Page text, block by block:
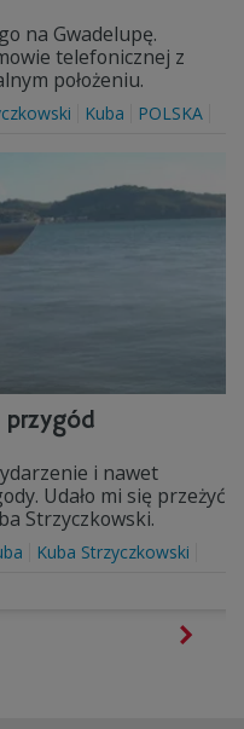
na Gwadelupę.
telefonicznej z
położeniu.
Kuba POLSKA
i nawet
Udało mi się przeżyć
Strzyczkowski.
Kuba Strzyczkowski